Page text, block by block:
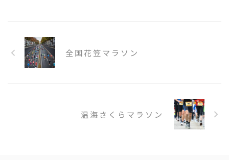
全国花笠マラソン
温海さくらマラソン